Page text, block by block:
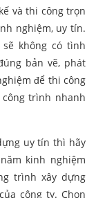
và thi công trọn
nghiệm, uy tín.
không có tình
bản vẽ, phát
để thi công
trình nhanh
uy tín thì hãy
kinh nghiệm
trình xây dựng
công ty. Chọn